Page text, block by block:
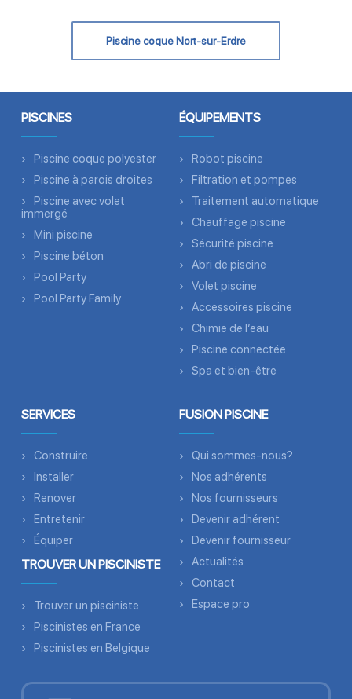
Piscine coque Nort-sur-Erdre
PISCINES
Piscine coque polyester
Piscine à parois droites
Piscine avec volet
immergé
Mini piscine
Piscine béton
Pool Party
Pool Party Family
ÉQUIPEMENTS
Robot piscine
Filtration et pompes
Traitement automatique
Chauffage piscine
Sécurité piscine
Abri de piscine
Volet piscine
Accessoires piscine
Chimie de l’eau
Piscine connectée
Spa et bien-être
SERVICES
Construire
Installer
Renover
Entretenir
Équiper
TROUVER UN PISCINISTE
Trouver un pisciniste
Piscinistes en France
Piscinistes en Belgique
FUSION PISCINE
Qui sommes-nous?
Nos adhérents
Nos fournisseurs
Devenir adhérent
Devenir fournisseur
Actualités
Contact
Espace pro